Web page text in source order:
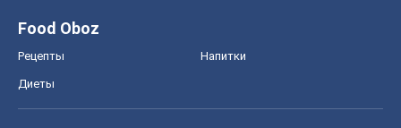
Food Oboz
Рецепты Напитки
Диеты